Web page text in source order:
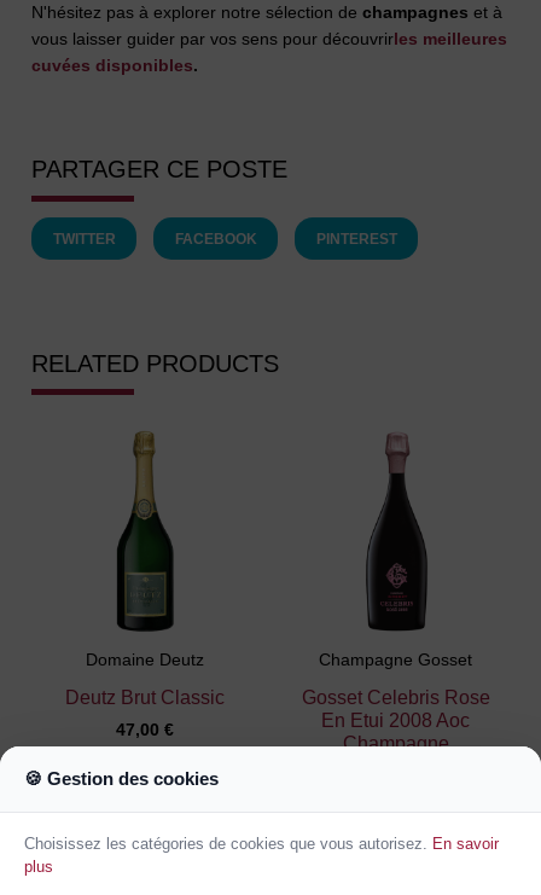
N'hésitez pas à explorer notre sélection dechampagnes et à
vous laisser guider par vos sens pour découvrirles meilleures
cuvées disponibles.
PARTAGER CE POSTE
TWITTER FACEBOOK PINTEREST
RELATED PRODUCTS
Domaine Deutz
Deutz Brut Classic
47,00 €
panier
Champagne Gosset
Gosset Celebris Rose
En Etui 2008 Aoc
Champagne
panier
🍪 Gestion des cookies
Choisissez les catégories de cookies que vous autorisez. En savoir
plus